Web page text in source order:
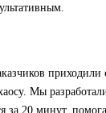
Мы
за 20 минут,